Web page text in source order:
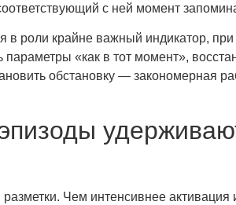
с ней момент
в роли крайне важный индикатор, при
«как в тот момент»,
обстановку — закономерная
Чем интенсивнее активация